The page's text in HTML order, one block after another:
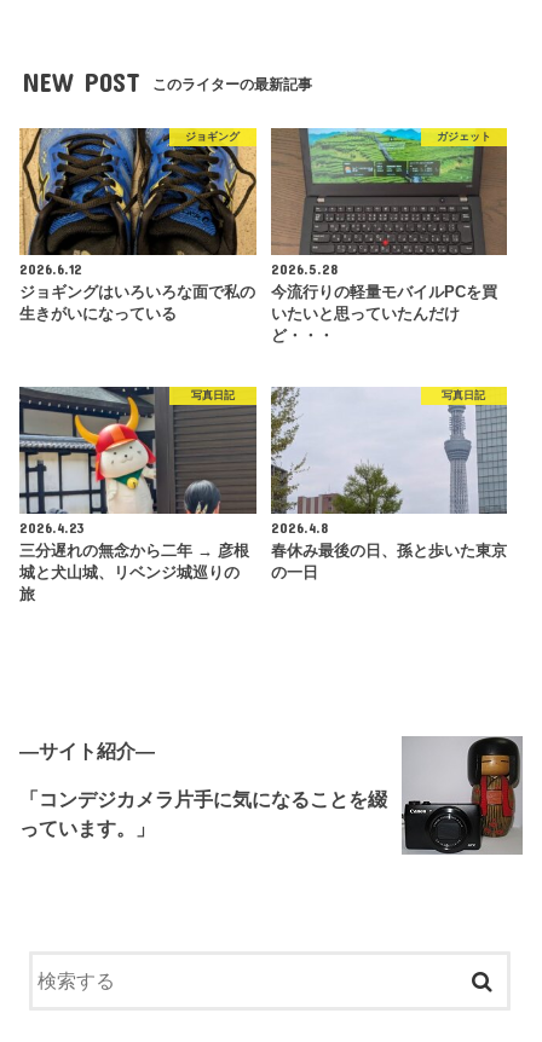
NEW POST このライターの最新記事
ジョギング
2026.6.12
ジョギングはいろいろな面で私の
生きがいになっている
ガジェット
2026.5.28
今流行りの軽量モバイルPCを買
いたいと思っていたんだけ
ど・・・
写真日記
2026.4.23
三分遅れの無念から二年 → 彦根
城と犬山城、リベンジ城巡りの
旅
写真日記
2026.4.8
春休み最後の日、孫と歩いた東京
の一日
―サイト紹介―
「コンデジカメラ片手に気になることを綴
っています。」